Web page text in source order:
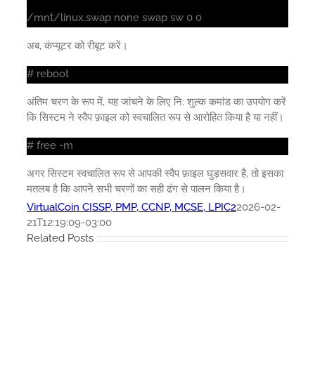
/mnt/linux.swap none swap sw 0 0
अब, कंप्यूटर को रीबूट करें।
# reboot
अंतिम चरण के रूप में, यह जांचने के लिए नि: शुल्क कमांड का उपयोग करें
कि सिस्टम ने स्वैप फ़ाइल को स्वचालित रूप से आरोहित किया है या नहीं।
# free -m
अगर सिस्टम स्वचालित रूप से आपकी स्वैप फ़ाइल घुड़सवार है, तो इसका
मतलब है कि आपने सभी चरणों का सही ढंग से पालन किया है।
VirtualCoin CISSP, PMP, CCNP, MCSE, LPIC22026-02-
21T12:19:09-03:00
Related Posts